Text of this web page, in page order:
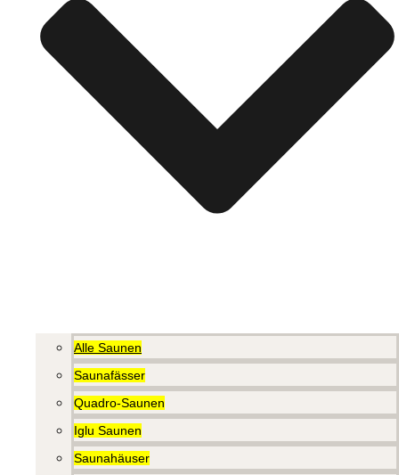
Alle Saunen
Saunafässer
Quadro-Saunen
Iglu Saunen
Saunahäuser